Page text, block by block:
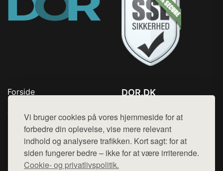
Vi bruger cookies på vores hjemmeside for at
forbedre din oplevelse, vise mere relevant
indhold og analysere trafikken. Kort sagt: for at
siden fungerer bedre – ikke for at være irriterende.
Cookie- og privatlivspolitik.
Forside
Top Rabatter
Kontakt
DOR.DK
Mail: hej@want.dk
Cookie- og privatlivspolitik